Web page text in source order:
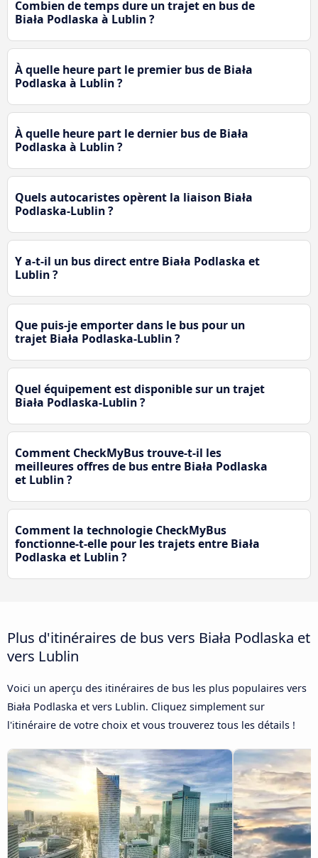
Combien de temps dure un trajet en bus de
Biała Podlaska à Lublin ?
À quelle heure part le premier bus de Biała
Podlaska à Lublin ?
À quelle heure part le dernier bus de Biała
Podlaska à Lublin ?
Quels autocaristes opèrent la liaison Biała
Podlaska-Lublin ?
Y a-t-il un bus direct entre Biała Podlaska et
Lublin ?
Que puis-je emporter dans le bus pour un
trajet Biała Podlaska-Lublin ?
Quel équipement est disponible sur un trajet
Biała Podlaska-Lublin ?
Comment CheckMyBus trouve-t-il les
meilleures offres de bus entre Biała Podlaska
et Lublin ?
Comment la technologie CheckMyBus
fonctionne-t-elle pour les trajets entre Biała
Podlaska et Lublin ?
Plus d'itinéraires de bus vers Biała Podlaska et
vers Lublin
Voici un aperçu des itinéraires de bus les plus populaires vers
Biała Podlaska et vers Lublin. Cliquez simplement sur
l'itinéraire de votre choix et vous trouverez tous les détails !